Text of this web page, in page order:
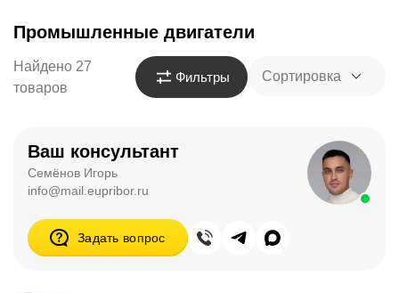
Промышленные двигатели
Найдено 27
товаров
Фильтры Сортировка
Ваш консультант
Семёнов Игорь
info@mail.eupribor.ru
Задать вопрос